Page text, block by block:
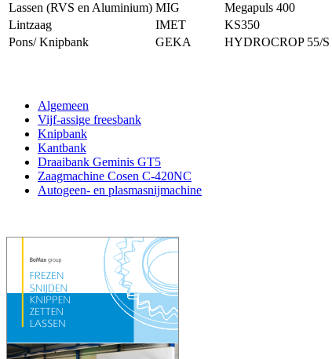
Lassen (RVS en Aluminium) MIG
Megapuls 400
Lintzaag
IMET KS350
Pons/ Knipbank
GEKA HYDROCROP 55/S
Algemeen
Vijf-assige freesbank
Knipbank
Kantbank
Draaibank Geminis GT5
Zaagmachine Cosen C-420NC
Autogeen- en plasmasnijmachine